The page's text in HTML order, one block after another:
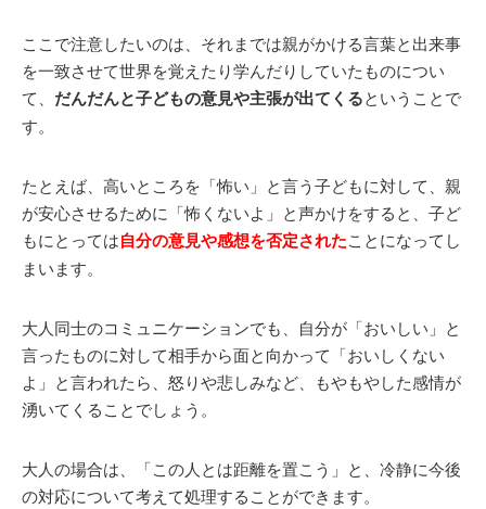
ここで注意したいのは、それまでは親がかける言葉と出来事
を一致させて世界を覚えたり学んだりしていたものについ
て、 だんだんと子どもの意見や主張が出てくるということで
す。
たとえば、高いところを「怖い」と言う子どもに対して、親
が安心させるために「怖くないよ」と声かけをすると、子ど
もにとっては自分の意見や感想を否定されたことになってし
まいます。
大人同士のコミュニケーションでも、自分が「おいしい」と
言ったものに対して相手から面と向かって「おいしくない
よ」と言われたら、怒りや悲しみなど、もやもやした感情が
湧いてくることでしょう。
大人の場合は、「この人とは距離を置こう」と、冷静に今後
の対応について考えて処理することができます。